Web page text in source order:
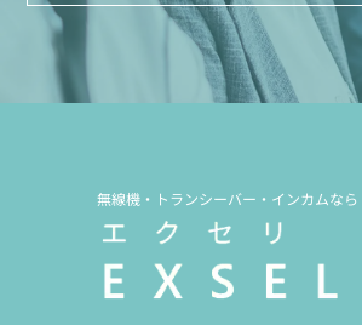
無線機・トランシーバー・インカムなら